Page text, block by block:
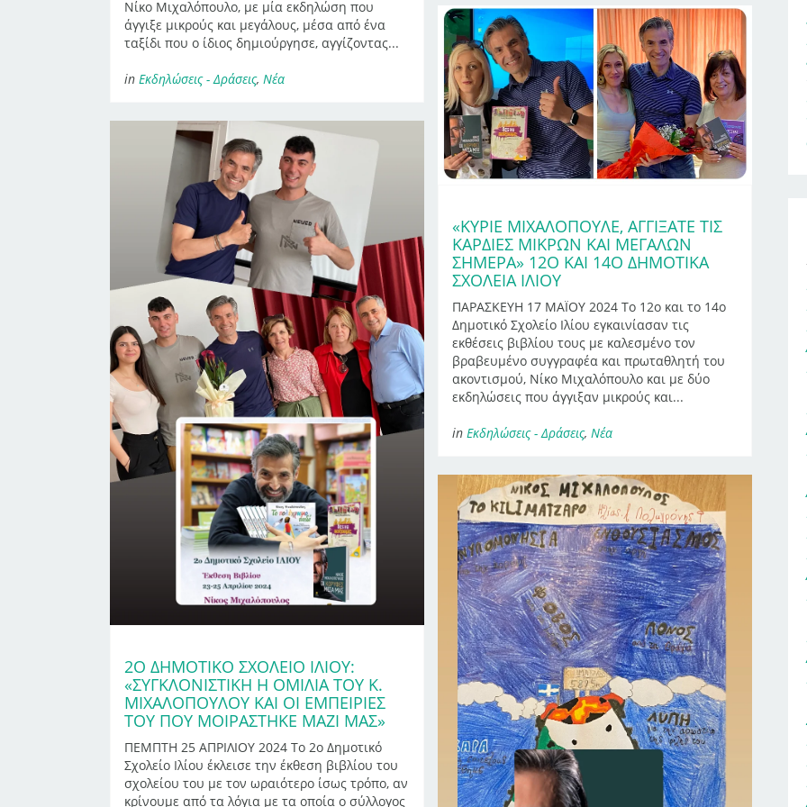
Νίκο Μιχαλόπουλο, με μία εκδηλώση που
άγγιξε μικρούς και μεγάλους, μέσα από ένα
ταξίδι που ο ίδιος δημιούργησε, αγγίζοντας...
in Εκδηλώσεις - Δράσεις, Νέα
«ΚΎΡΙΕ ΜΙΧΑΛΌΠΟΥΛΕ, ΑΓΓΊΞΑΤΕ ΤΙΣ
ΚΑΡΔΙΈΣ ΜΙΚΡΏΝ ΚΑΙ ΜΕΓΆΛΩΝ
ΣΉΜΕΡΑ» 12Ο ΚΑΙ 14Ο ΔΗΜΟΤΙΚΆ
ΣΧΟΛΕΊΑ ΙΛΊΟΥ
ΠΑΡΑΣΚΕΥΗ 17 ΜΑΪΟΥ 2024 Το 12ο και το 14ο
Δημοτικό Σχολείο Ιλίου εγκαινίασαν τις
εκθέσεις βιβλίου τους με καλεσμένο τον
βραβευμένο συγγραφέα και πρωταθλητή του
ακοντισμού, Νίκο Μιχαλόπουλο και με δύο
εκδηλώσεις που άγγιξαν μικρούς και...
in Εκδηλώσεις - Δράσεις, Νέα
2Ο ΔΗΜΟΤΙΚΌ ΣΧΟΛΕΊΟ ΙΛΊΟΥ:
«ΣΥΓΚΛΟΝΙΣΤΙΚΉ Η ΟΜΙΛΊΑ ΤΟΥ Κ.
ΜΙΧΑΛΌΠΟΥΛΟΥ ΚΑΙ ΟΙ ΕΜΠΕΙΡΊΕΣ
ΤΟΥ ΠΟΥ ΜΟΙΡΆΣΤΗΚΕ ΜΑΖΊ ΜΑΣ»
ΠΕΜΠΤΗ 25 ΑΠΡΙΛΙΟΥ 2024 Το 2ο Δημοτικό
Σχολείο Ιλίου έκλεισε την έκθεση βιβλίου του
σχολείου του με τον ωραιότερο ίσως τρόπο, αν
κρίνουμε από τα λόγια με τα οποία ο σύλλογος